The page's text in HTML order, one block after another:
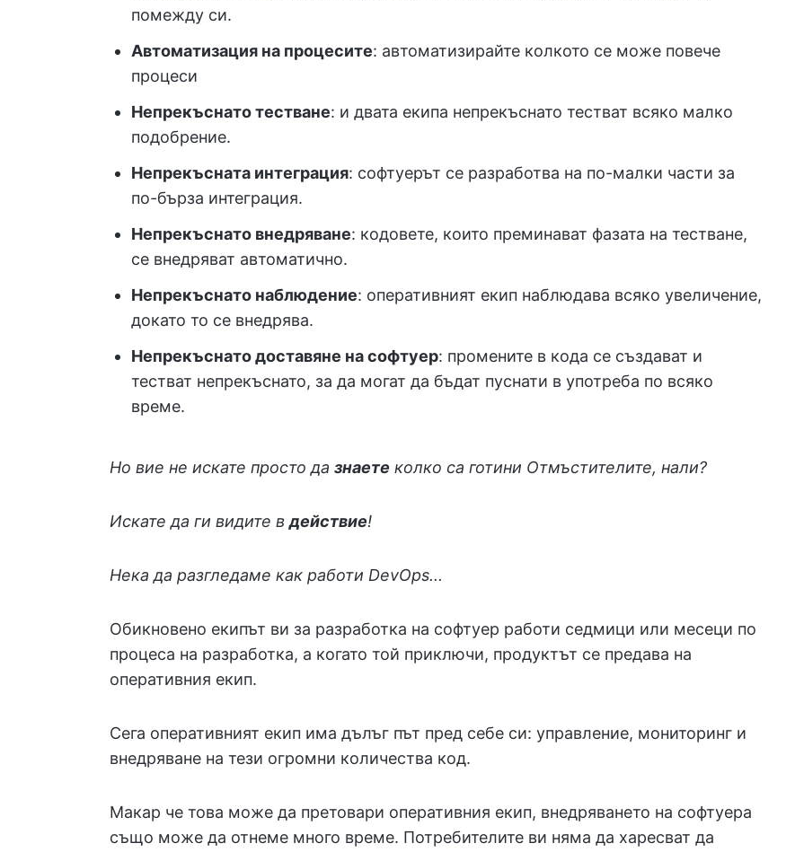
помежду си.
Автоматизация на процесите: автоматизирайте колкото се може повече
процеси
Непрекъснато тестване: и двата екипа непрекъснато тестват всяко малко
подобрение.
Непрекъсната интеграция: софтуерът се разработва на по-малки части за
по-бърза интеграция.
Непрекъснато внедряване: кодовете, които преминават фазата на тестване,
се внедряват автоматично.
Непрекъснато наблюдение: оперативният екип наблюдава всяко увеличение,
докато то се внедрява.
Непрекъснатодоставяне на софтуер: промените в кода се създават и
тестват непрекъснато, за да могат да бъдат пуснати в употреба по всяко
време.
Но вие не искате просто да знаете колко са готини Отмъстителите, нали?
Искате да ги видите вдействие!
Нека да разгледаме как работи DevOps...
Обикновено екипът ви за разработка на софтуер работи седмици или месеци по
процеса на разработка, а когато той приключи, продуктът се предава на
оперативния екип.
Сега оперативният екип има дълъг път пред себе си: управление, мониторинг и
внедряване на тези огромни количества код.
Макар че това може да претовари оперативния екип, внедряването на софтуера
също може да отнеме много време. Потребителите ви няма да харесват да